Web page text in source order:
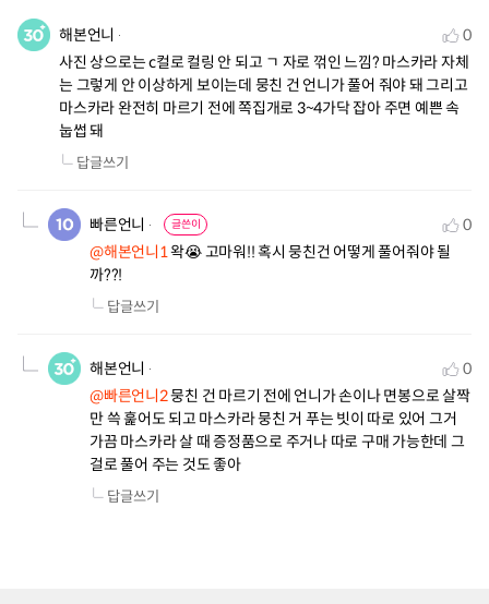
해본언니
0
사진 상으로는 c컬로 컬링 안 되고 ㄱ 자로 꺾인 느낌? 마스카라 자체
는 그렇게 안 이상하게 보이는데 뭉친 건 언니가 풀어 줘야 돼 그리고
마스카라 완전히 마르기 전에 쪽집개로 3~4가닥 잡아 주면 예쁜 속
눕썹 돼
답글쓰기
빠른언니 글쓴이
0
@해본언니1 왁😭 고마워!! 혹시 뭉친건 어떻게 풀어줘야 될
까??!
답글쓰기
해본언니
0
@빠른언니2 뭉친 건 마르기 전에 언니가 손이나 면봉으로 살짝
만 쓱 훑어도 되고 마스카라 뭉친 거 푸는 빗이 따로 있어 그거
가끔 마스카라 살 때 증정품으로 주거나 따로 구매 가능한데 그
걸로 풀어 주는 것도 좋아
답글쓰기